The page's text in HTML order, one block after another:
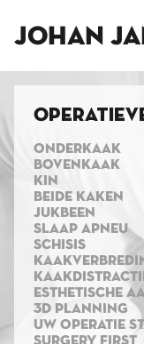
JOHAN
ONDERKAAK
BOVENKAAK
KIN
BEIDE KAKEN
JUKBEEN
SLAAP APNEU
SCHISIS
ESTHETISCHE
3D PLANNING
UW OPERATIE
SURGERY FIRST